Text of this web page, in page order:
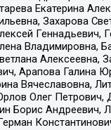
Екатерина
Захарова
Геннадьевич,
Владимировна,
Арапова Галина
Вячеславовна,
Олег
Борис